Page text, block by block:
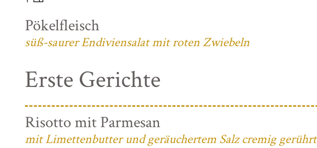
Pökelfleisch
süß-saurer Endiviensalat mit roten Zwiebeln
Erste Gerichte
Risotto mit Parmesan
mit Limettenbutter und geräuchertem Salz cremig gerührt